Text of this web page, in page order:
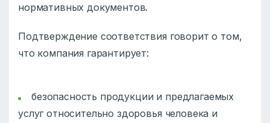
нормативных документов.
Подтверждение соответствия говорит о том,
что компания гарантирует:
безопасность продукции и предлагаемых
услуг относительно здоровья человека и